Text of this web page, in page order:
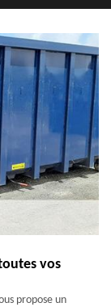
vos
propose un